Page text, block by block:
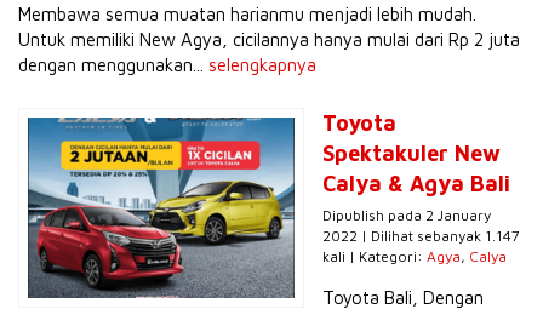
Membawa semua muatan harianmu menjadi lebih mudah.
Untuk memiliki New Agya, cicilannya hanya mulai dari Rp 2 juta
dengan menggunakan... selengkapnya
Toyota
Spektakuler New
Calya & Agya Bali
Dipublish pada 2 January
2022 | Dilihat sebanyak 1.147
kali | Kategori: Agya, Calya
Toyota Bali, Dengan